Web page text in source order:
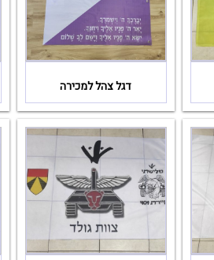
דגל צהל למכירה